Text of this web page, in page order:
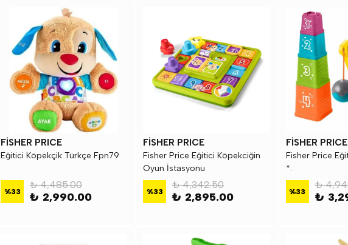
FİSHER PRICE
Eğitici Köpekçik Türkçe Fpn79
%33
₺ 4,485.00
₺ 2,990.00
FİSHER PRICE
Fisher Price Eğitici Köpekciğin
Oyun İstasyonu
%33
₺ 4,342.50
₺ 2,895.00
FİSHER PRICE
Fisher Price
*.
%33
₺
₺